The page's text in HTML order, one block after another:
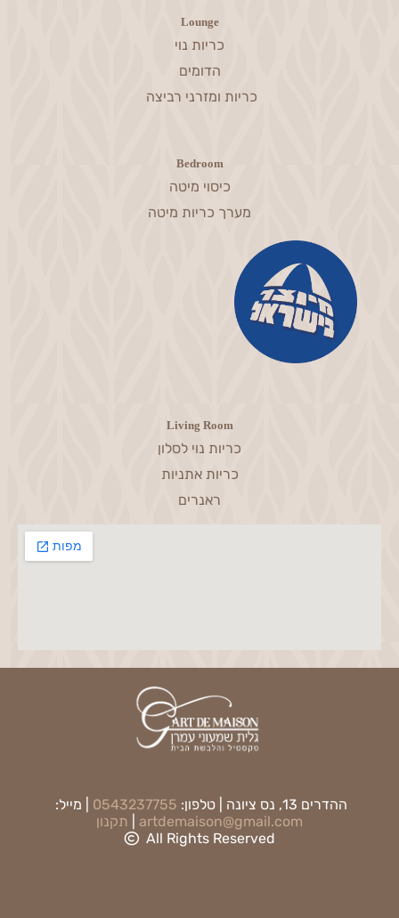
Lounge
כריות נוי
הדומים
כריות ומזרני רביצה
Bedroom
כיסוי מיטה
מערך כריות מיטה
Living Room
כריות נוי לסלון
כריות אתניות
ראנרים
ההדרים 13, נס ציונה | טלפון: 0543237755 | מייל:
artdemaison@gmail.com
תקנון
All Rights Reserved